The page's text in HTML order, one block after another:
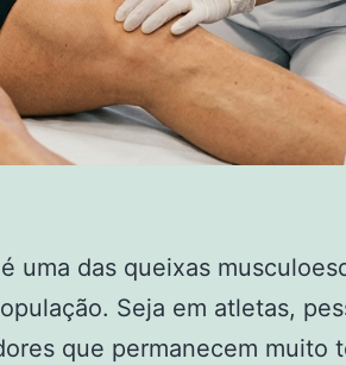
uma das queixas
Seja em atletas,
que permanecem muito